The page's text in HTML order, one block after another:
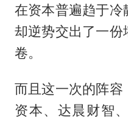
在资本普遍趋于冷
却逆势交出了一份
卷。
而且这一次的阵
资本、达晨财智